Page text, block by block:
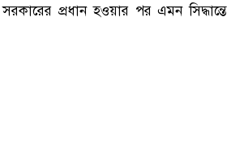
প্রধান হওয়ার পর এমন সিদ্ধান্তে